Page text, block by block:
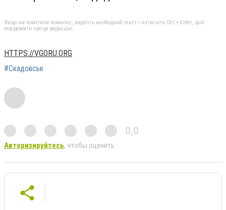
Якщо ви помітили помилку, виділіть необхідний текст і натисніть Ctrl + Enter, щоб
повідомити про це редакцію
HTTPS://VGORU.ORG
#Скадовськ
0,0
Авторизируйтесь, чтобы оценить